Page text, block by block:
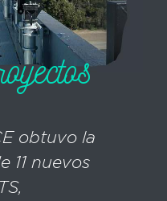
obtuvo la
11 nuevos